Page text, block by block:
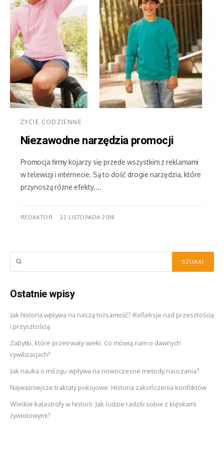
ŻYCIE CODZIENNE
Niezawodne narzędzia promocji
Promocja firmy kojarzy się przede wszystkim z reklamami
w telewizji i internecie. Są to dość drogie narzędzia, które
przynoszą różne efekty....
REDAKTOR 22 LISTOPADA 2018
Ostatnie wpisy
Jak historia wpływa na naszą tożsamość? Refleksje nad przeszłością
i przyszłością
Zabytki, które przetrwały wieki: Co mówią nam o dawnych
cywilizacjach?
Jak nauka o mózgu wpływa na nowoczesne metody nauczania?
Najważniejsze traktaty pokojowe: Historia zakończenia konfliktów
Wielkie katastrofy w historii: Jak ludzie radzili sobie z klęskami
żywiołowymi?